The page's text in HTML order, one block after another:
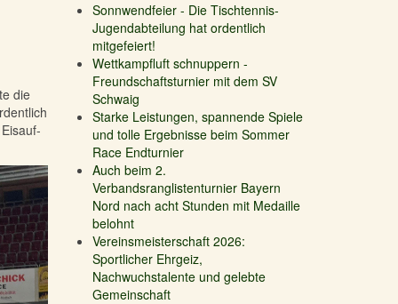
die
Sonnwendfeier - Die Tischtennis-
Jugendabteilung hat ordentlich
mitgefeiert!
Wettkampfluft schnuppern -
Freundschaftsturnier mit dem SV
Schwaig
Starke Leistungen, spannende Spiele
und tolle Ergebnisse beim Sommer
Race Endturnier
Auch beim 2.
Verbandsranglistenturnier Bayern
Nord nach acht Stunden mit Medaille
belohnt
Vereinsmeisterschaft 2026:
Sportlicher Ehrgeiz,
Nachwuchstalente und gelebte
Gemeinschaft